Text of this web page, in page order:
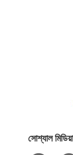
সোশ্যাল মিডিয়া